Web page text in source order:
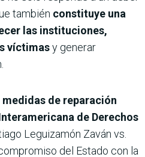
también constituye una
las instituciones,
víctimasy generar
medidas de reparación
de Derechos
Leguizamón Zaván vs.
del Estado con la